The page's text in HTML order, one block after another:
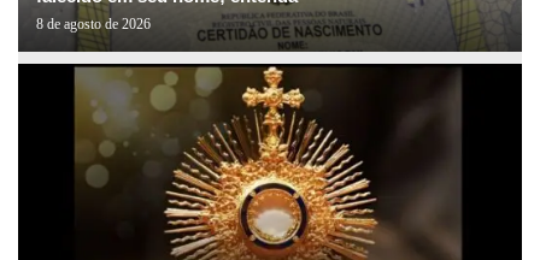
8 de agosto de 2026